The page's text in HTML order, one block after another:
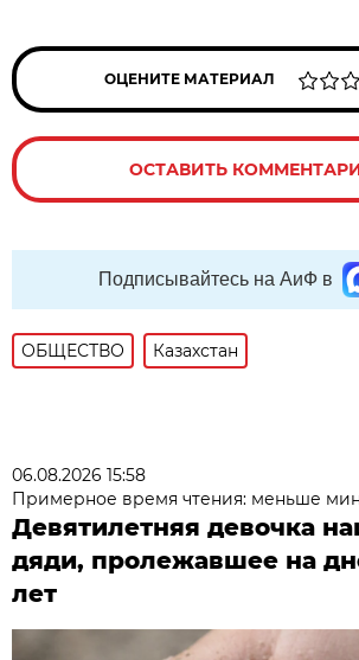
ОЦЕНИТЕ МАТЕРИАЛ
ОСТАВИТЬ
Подписывайтесь на АиФ в
ОБЩЕСТВО Казахстан
06.08.2026 15:58
Примерное время чтения: меньше
Девятилетняя девочка
дяди, пролежавшее на
лет